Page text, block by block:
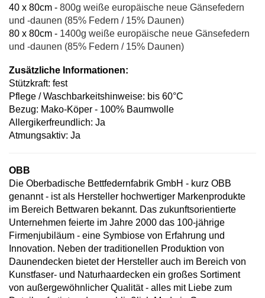
40 x 80cm - 800g weiße europäische neue Gänsefedern
und -daunen (85% Federn / 15% Daunen)
80 x 80cm - 1400g weiße europäische neue Gänsefedern
und -daunen (85% Federn / 15% Daunen)
Zusätzliche Informationen:
Stützkraft: fest
Pflege / Waschbarkeitshinweise: bis 60°C
Bezug: Mako-Köper - 100% Baumwolle
Allergikerfreundlich: Ja
Atmungsaktiv: Ja
OBB
Die Oberbadische Bettfedernfabrik GmbH - kurz OBB
genannt - ist als Hersteller hochwertiger Markenprodukte
im Bereich Bettwaren bekannt. Das zukunftsorientierte
Unternehmen feierte im Jahre 2000 das 100-jährige
Firmenjubiläum - eine Symbiose von Erfahrung und
Innovation. Neben der traditionellen Produktion von
Daunendecken bietet der Hersteller auch im Bereich von
Kunstfaser- und Naturhaardecken ein großes Sortiment
von außergewöhnlicher Qualität - alles mit Liebe zum